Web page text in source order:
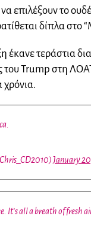
επιλέξουν το
δίπλα στο
τεράστια
του Trump στη
χρόνια.
January
It’s all a breath of fresh